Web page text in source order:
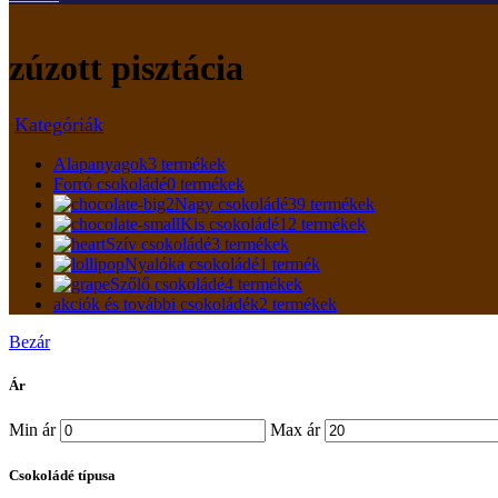
zúzott pisztácia
Kategóriák
Alapanyagok3 termékek
Forró csokoládé0 termékek
Nagy csokoládé39 termékek
Kis csokoládé12 termékek
Szív csokoládé3 termékek
Nyalóka csokoládé1 termék
Szőlő csokoládé4 termékek
akciók és további csokoládék2 termékek
Bezár
Ár
Min ár Max ár
Csokoládé típusa